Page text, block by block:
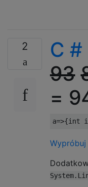
2 C #
93
=
a=>{int i
Wypróbuj